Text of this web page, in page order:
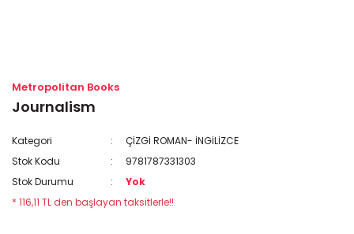
Metropolitan Books
Journalism
Kategori
ÇİZGİ ROMAN- İNGİLİZCE
Stok Kodu
9781787331303
Stok Durumu
Yok
* 116,11 TL den başlayan taksitlerle!!